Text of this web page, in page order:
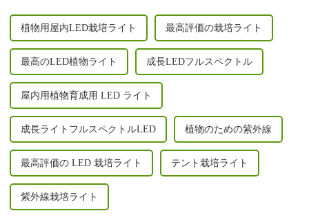
植物用屋内LED栽培ライト 最高評価の栽培ライト
最高のLED植物ライト 成長LEDフルスペクトル
屋内用植物育成用 LED ライト
成長ライトフルスペクトルLED 植物のための紫外線
最高評価の LED 栽培ライト テント栽培ライト
紫外線栽培ライト